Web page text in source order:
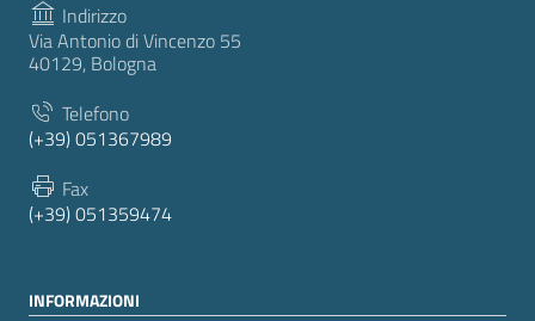
Indirizzo
Via Antonio di Vincenzo 55
40129, Bologna
Telefono
(+39) 051367989
Fax
(+39) 051359474
INFORMAZIONI